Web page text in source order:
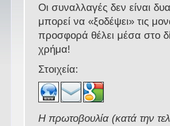
Οι συναλλαγές δεν είναι
μπορεί να «ξοδέψει» τις
προσφορά θέλει μέσα στο
χρήμα!
Στοιχεία:
Η πρωτοβουλία (κατά την